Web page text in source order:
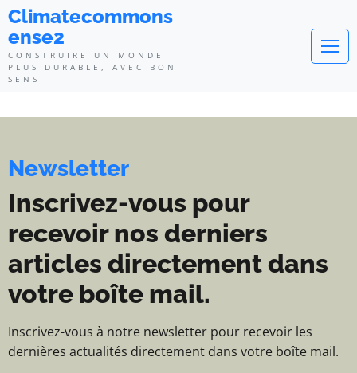
Climatecommonsense2 -
Climatecommons
ense2
CONSTRUIRE UN MONDE
PLUS DURABLE, AVEC BON
SENS
Newsletter
Inscrivez-vous pour
recevoir nos derniers
articles directement dans
votre boîte mail.
Inscrivez-vous à notre newsletter pour recevoir les
dernières actualités directement dans votre boîte mail.